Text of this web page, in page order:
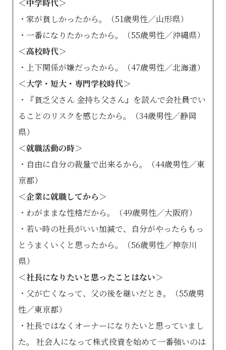
＜中学時代＞
・家が貧しかったから。（51歳男性／山形県）
・一番になりたかったから。（55歳男性／沖縄県）
＜高校時代＞
・上下関係が嫌だったから。（47歳男性／北海道）
＜大学・短大・専門学校時代＞
・『貧乏父さん 金持ち父さん』を読んで会社員でい
ることのリスクを感じたから。（34歳男性／静岡
県）
＜就職活動の時＞
・自由に自分の裁量で出来るから。（44歳男性／東
京都）
＜企業に就職してから＞
・わがままな性格だから。（49歳男性／大阪府）
・若い時の社長がいい加減で、自分がやったらもっ
とうまくいくと思ったから。（56歳男性／神奈川
県）
＜社長になりたいと思ったことはない＞
・父が亡くなって、父の後を継いだとき。（55歳男
性／東京都）
・社長ではなくオーナーになりたいと思っていまし
た。 社会人になって株式投資を始めて一番強いのは